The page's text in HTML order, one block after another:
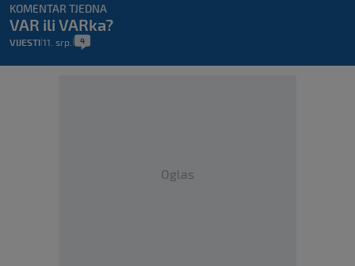
KOMENTAR TJEDNA
VAR ili VARka?
VIJESTI 11. srp. 4
Oglas